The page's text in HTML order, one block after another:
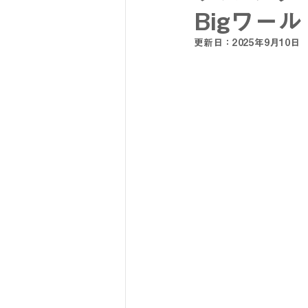
SY32 by SWEET YEARS
Bigワー
更新日： 2025年9月10日